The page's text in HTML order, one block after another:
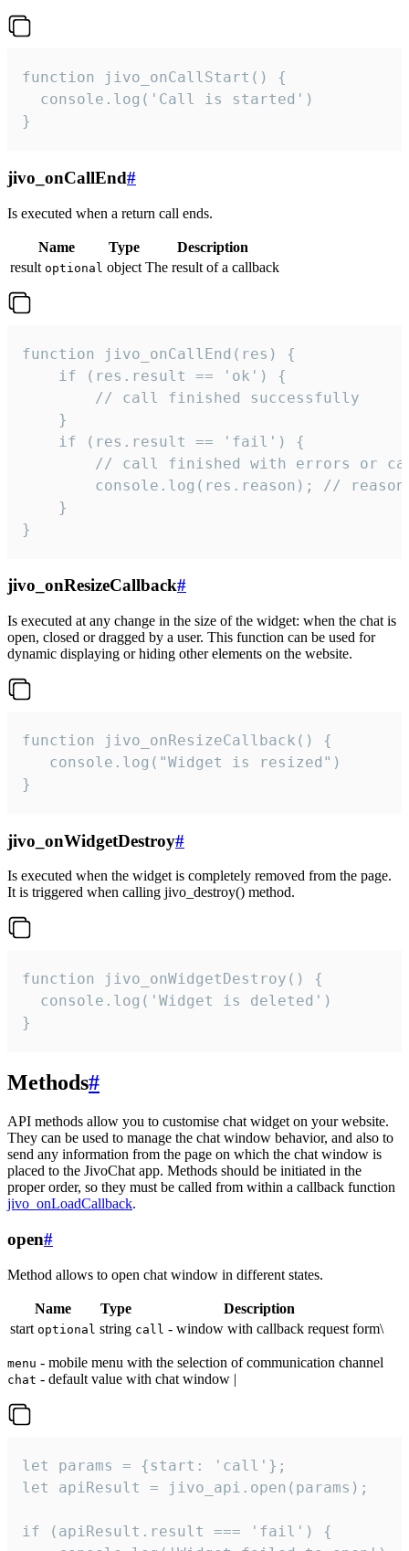
function jivo_onCallStart() {
  console.log('Call is started')
}
jivo_onCallEnd#
Is executed when a return call ends.
Name Type
Description
result optional object The result of a callback
function jivo_onCallEnd(res) {
    if (res.result == 'ok') {
        // call finished successfully
    }
    if (res.result == 'fail') {
// call finished with errors or
console.log(res.reason); //
    }
}
jivo_onResizeCallback#
Is executed at any change in the size of the widget: when the chat is
open, closed or dragged by a user. This function can be used for
dynamic displaying or hiding other elements on the website.
function jivo_onResizeCallback() {
   console.log("Widget is resized")
}
jivo_onWidgetDestroy#
Is executed when the widget is completely removed from the page.
It is triggered when calling jivo_destroy() method.
function jivo_onWidgetDestroy() {
  console.log('Widget is deleted')
}
Methods#
API methods allow you to customise chat widget on your website.
They can be used to manage the chat window behavior, and also to
send any information from the page on which the chat window is
placed to the JivoChat app. Methods should be initiated in the
proper order, so they must be called from within a callback function
jivo_onLoadCallback.
open#
Method allows to open chat window in different states.
Name Type
Description
start optional string call - window with callback request form\
menu - mobile menu with the selection of communication channel
chat - default value with chat window |
let params = {start: 'call'};
let apiResult = jivo_api.open(params);
if (apiResult.result === 'fail') {